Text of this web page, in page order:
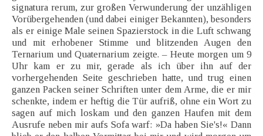
signatura rerum, zur großen Verwunderung der unzähligen
Vorübergehenden (und dabei einiger Bekannten), besonders
als er einige Male seinen Spazierstock in die Luft schwang
und mit erhobener Stimme und blitzenden Augen den
Ternarium und Quaternarium zeigte. – Heute morgen um 9
Uhr kam er zu mir, gerade als ich über ihn auf der
vorhergehenden Seite geschrieben hatte, und trug einen
ganzen Packen seiner Schriften unter dem Arme, die er mir
schenkte, indem er heftig die Tür aufriß, ohne ein Wort zu
sagen auf mich loskam und den ganzen Haufen mit dem
Ausrufe neben mir aufs Sofa warf: »Da haben Sie's!« Dann